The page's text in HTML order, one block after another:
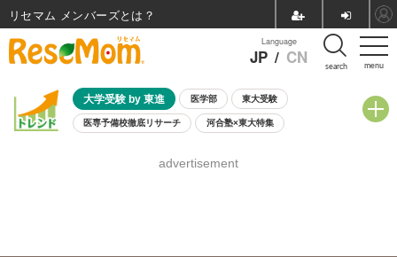
menu
Language
JP / CN search
大学受験 by 東進 医学部 東大受験
医専予備校徹底リサーチ 河合塾×東大特集
8月開催学校説明会・相談会
advertisement
リセマム メンバーズ